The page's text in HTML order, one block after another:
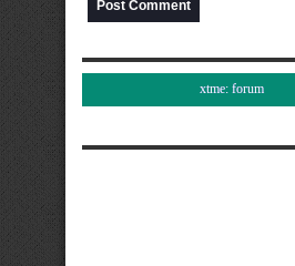
xtme: forum